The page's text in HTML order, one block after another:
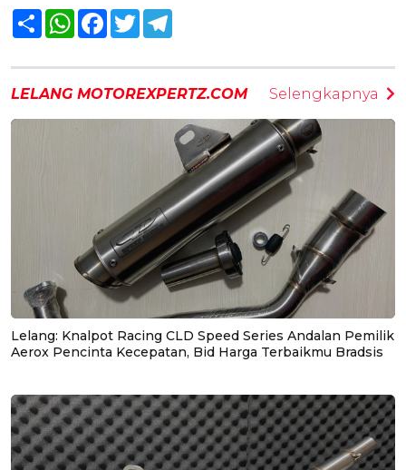
Share WhatsAppFacebook
Twitter
LELANG MOTOREXPERTZ.COM Selengkapnya
Lelang: Knalpot Racing CLD Speed Series Andalan Pemilik
Aerox Pencinta Kecepatan, Bid Harga Terbaikmu Bradsis